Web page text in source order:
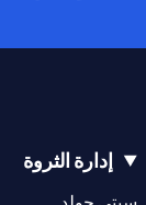
إدارة الثروة